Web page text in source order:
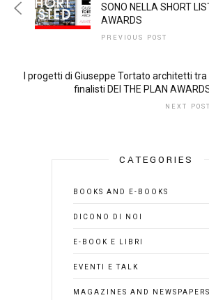
SONO NELLA SHORT
AWARDS
PREVIOUS POST
I progetti di Giuseppe Tortato architetti tra
finalisti DEI THE PLAN
NEXT POST
CATEGORIES
BOOKS AND E-BOOKS
DICONO DI NOI
E-BOOK E LIBRI
EVENTI E TALK
MAGAZINES AND NEWSPAPERS